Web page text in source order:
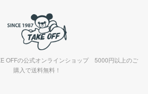
OFFの公式オンラインショップ 5000円以上のご
購入で送料無料！